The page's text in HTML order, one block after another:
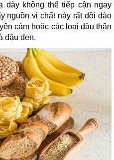
dày không thể tiếp cận ngay
nguồn vi chất này rất dồi dào
cám hoặc các loại đậu thân
đậu đen.